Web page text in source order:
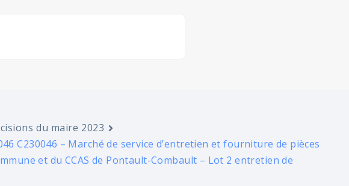
du maire 2023
C230046 – Marché de service d’entretien et fourniture de pièces
et du CCAS de Pontault-Combault – Lot 2 entretien de